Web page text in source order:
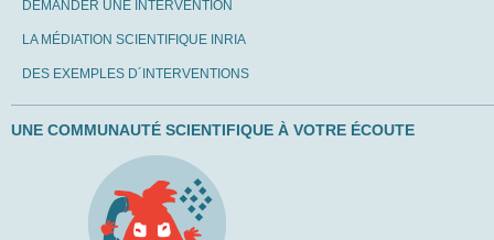
DEMANDER UNE INTERVENTION
LA MÉDIATION SCIENTIFIQUE INRIA
DES EXEMPLES D´INTERVENTIONS
UNE COMMUNAUTÉ SCIENTIFIQUE À VOTRE ÉCOUTE